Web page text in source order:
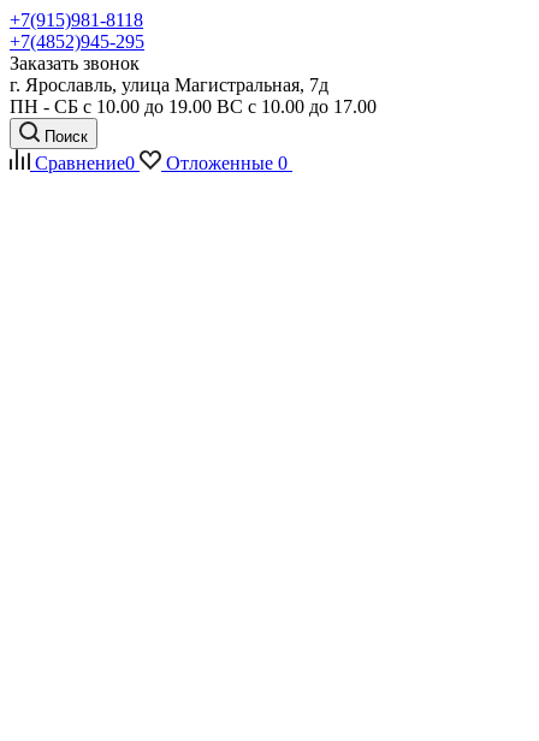
+7(915)981-8118
+7(4852)945-295
Заказать звонок
г. Ярославль, улица Магистральная, 7д
ПН - СБ с 10.00 до 19.00 ВС с 10.00 до 17.00
Поиск
Сравнение0 Отложенные 0